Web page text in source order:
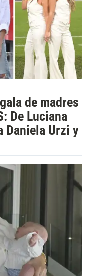
de madres
De Luciana
Daniela Urzi y